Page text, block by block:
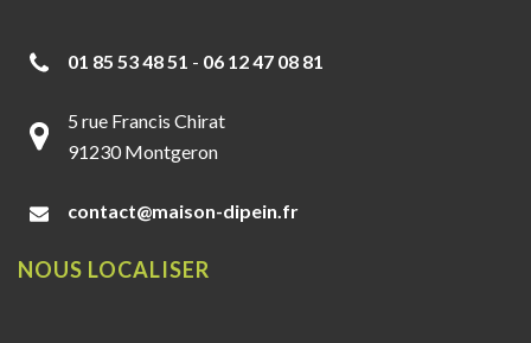
01 85 53 48 51 - 06 12 47 08 81
5 rue Francis Chirat
91230 Montgeron
contact@maison-dipein.fr
NOUS LOCALISER